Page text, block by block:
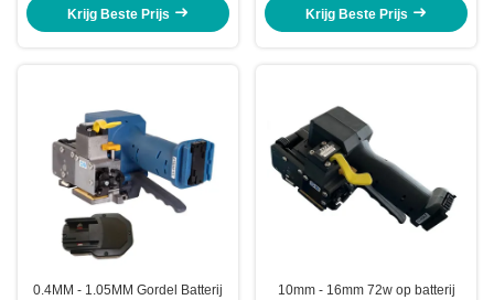
batterijvoorziening Voor
plasticbandspanning
Krijg Beste Prijs Krijg Beste Prijs
0.4MM - 1.05MM Gordel Batterij
10mm - 16mm 72w op batterij